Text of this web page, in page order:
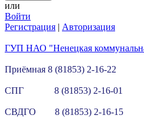
или
Войти
Регистрация | Авторизация
ГУП НАО "Ненецкая
Приёмная 8 (81853) 2-16-22
СПГ 8 (81853) 2-16-01
СВДГО 8 (81853) 2-16-15